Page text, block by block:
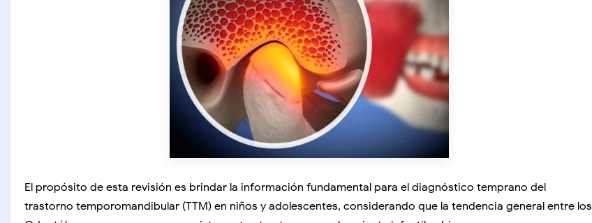
El propósito de esta revisión es brindar la información fundamental para el diagnóstico temprano del
trastorno temporomandibular (TTM) en niños y adolescentes, considerando que la tendencia general entre los